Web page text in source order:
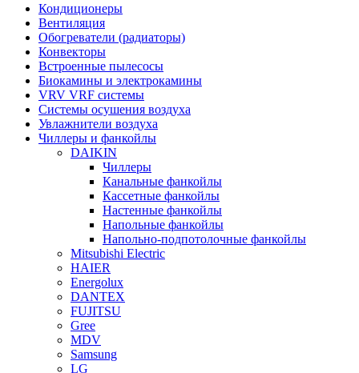
Кондиционеры
Вентиляция
Обогреватели (радиаторы)
Конвекторы
Встроенные пылесосы
Биокамины и электрокамины
VRV VRF системы
Системы осушения воздуха
Увлажнители воздуха
Чиллеры и фанкойлы
DAIKIN
Чиллеры
Канальные фанкойлы
Кассетные фанкойлы
Настенные фанкойлы
Напольные фанкойлы
Напольно-подпотолочные фанкойлы
Mitsubishi Electric
HAIER
Energolux
DANTEX
FUJITSU
Gree
MDV
Samsung
LG